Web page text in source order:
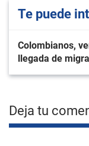
Te puede
Colombianos,
llegada de
Deja tu